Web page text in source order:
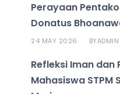
Perayaan
Donatus
24 MAY 2026 BYADMIN
Refleksi Iman
Mahasiswa STPM